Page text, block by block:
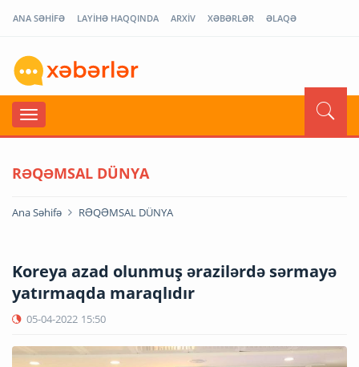
ANA SƏHİFƏ LAYİHƏ HAQQINDA ARXİV XƏBƏRLƏR ƏLAQƏ
RƏQƏMSAL DÜNYA
Ana Səhifə RƏQƏMSAL DÜNYA
Koreya azad olunmuş ərazilərdə sərmayə
yatırmaqda maraqlıdır
05-04-2022 15:50